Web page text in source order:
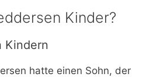
Kinder?
Kindern
hatte einen Sohn, der